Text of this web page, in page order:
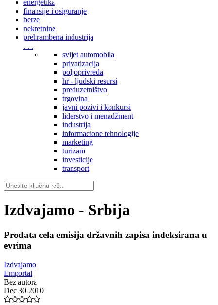
energetika
finansije i osiguranje
berze
nekretnine
prehrambena industrija
. . .
svijet automobila
privatizacija
poljoprivreda
hr - ljudski resursi
preduzetništvo
trgovina
javni pozivi i konkursi
liderstvo i menadžment
industrija
informacione tehnologije
marketing
turizam
investicije
transport
Izdvajamo - Srbija
Prodata cela emisija državnih zapisa indeksirana u
evrima
Izdvajamo
Emportal
Bez autora
Dec 30 2010